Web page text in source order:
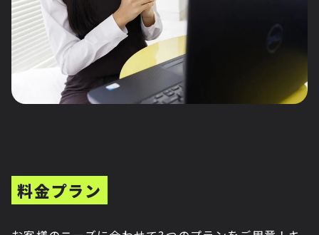
料金プラン